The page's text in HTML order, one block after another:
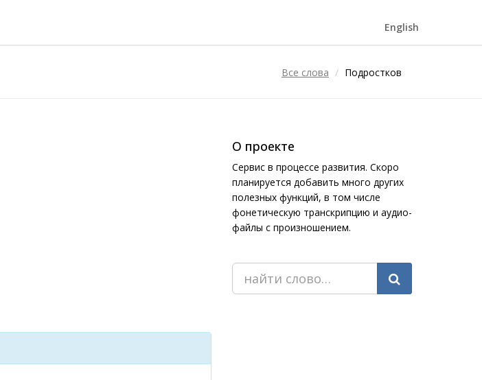
English
Все слова Подростков
О проекте
Сервис в процессе развития. Скоро
планируется добавить много других
полезных функций, в том числе
фонетическую транскрипцию и аудио-
файлы с произношением.